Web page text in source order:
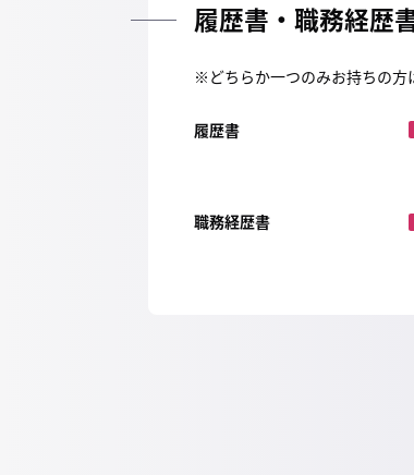
履歴書・職務経歴
※どちらか一つのみお持ちの方
履歴書
職務経歴書